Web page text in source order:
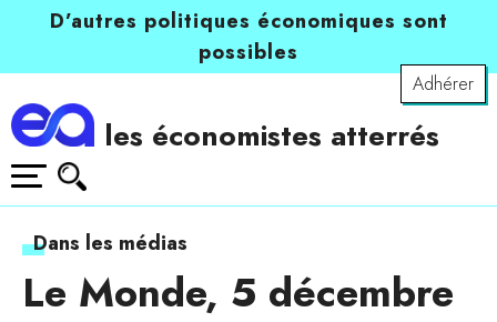
D’autres politiques économiques sont
possibles
Adhérer
les économistes atterrés
Dans les médias
Le Monde, 5 décembre